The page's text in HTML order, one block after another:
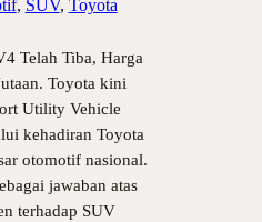
, SUV, Toyota
Telah Tiba, Harga
Toyota kini
Utility Vehicle
kehadiran Toyota
otomotif nasional.
jawaban atas
terhadap SUV